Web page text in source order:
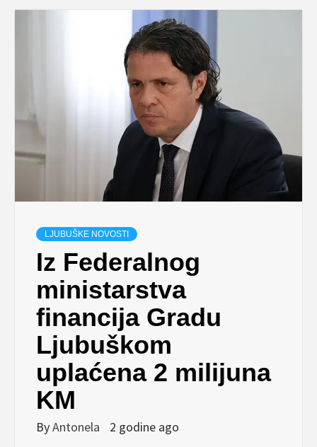
LJUBUŠKE NOVOSTI
Iz Federalnog
ministarstva
financija Gradu
Ljubuškom
uplaćena 2 milijuna
KM
ByAntonela 2 godine ago